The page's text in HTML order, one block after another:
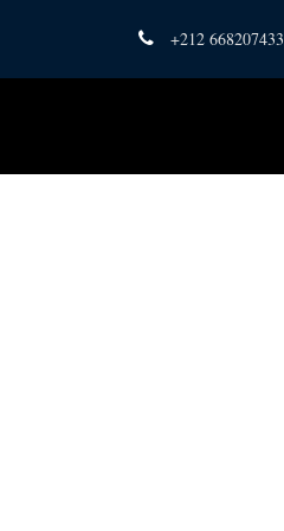
+212 668207433